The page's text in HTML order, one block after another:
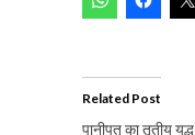
Related Post
पानीपत का तृतीय युद्ध